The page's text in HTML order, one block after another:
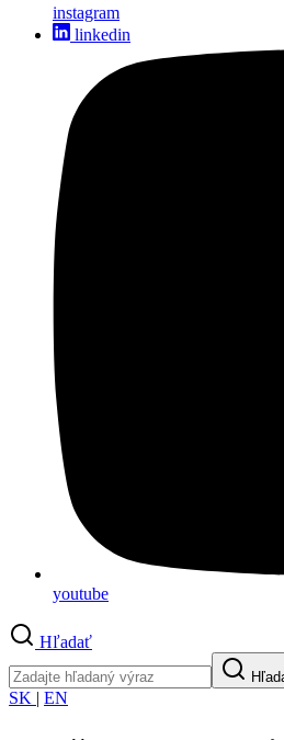
instagram
linkedin
youtube
Hľadať
SK | EN